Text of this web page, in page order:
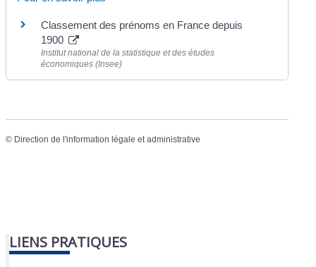
Classement des prénoms en France depuis
1900
Institut national de la statistique et des études
économiques (Insee)
© Direction de l'information légale et administrative
LIENS PRATIQUES